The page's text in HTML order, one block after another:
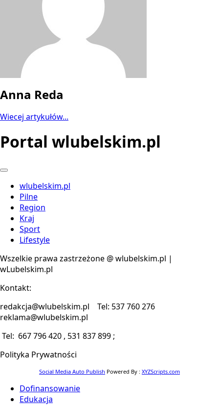
Anna Reda
Wiecej artykułów...
Portal wlubelskim.pl
wlubelskim.pl
Pilne
Region
Kraj
Sport
Lifestyle
Wszelkie prawa zastrzeżone @ wlubelskim.pl |
wLubelskim.pl
Kontakt:
redakcja@wlubelskim.pl Tel: 537 760 276
reklama@wlubelskim.pl
Tel: 667 796 420 , 531 837 899 ;
Polityka Prywatności
Social Media Auto Publish Powered By : XYZScripts.com
Dofinansowanie
Edukacja